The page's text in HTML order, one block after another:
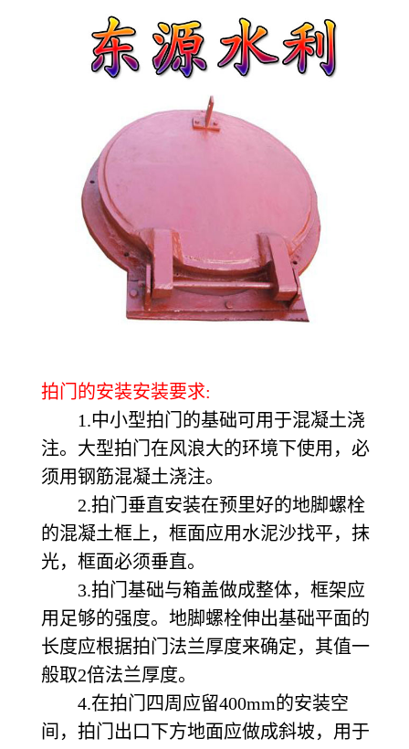
拍门的安装安装要求:
1.中小型拍门的基础可用于混凝土浇
注。大型拍门在风浪大的环境下使用，必
须用钢筋混凝土浇注。
2.拍门垂直安装在预里好的地脚螺栓
的混凝土框上，框面应用水泥沙找平，抹
光，框面必须垂直。
3.拍门基础与箱盖做成整体，框架应
用足够的强度。地脚螺栓伸出基础平面的
长度应根据拍门法兰厚度来确定，其值一
般取2倍法兰厚度。
4.在拍门四周应留400mm的安装空
间，拍门出口下方地面应做成斜坡，用于